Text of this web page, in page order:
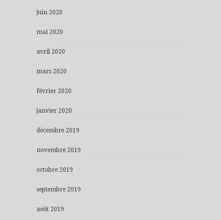
juin 2020
mai 2020
avril 2020
mars 2020
février 2020
janvier 2020
décembre 2019
novembre 2019
octobre 2019
septembre 2019
août 2019